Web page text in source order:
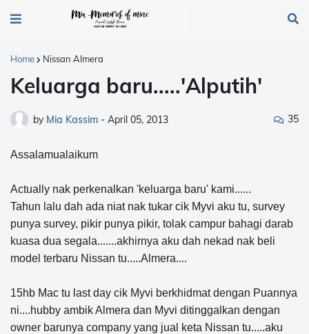
Home Nissan Almera
Keluarga baru.....'Alputih'
by Mia Kassim - April 05, 2013 35
Assalamualaikum
Actually nak perkenalkan 'keluarga baru' kami......
Tahun lalu dah ada niat nak tukar cik Myvi aku tu, survey
punya survey, pikir punya pikir, tolak campur bahagi darab
kuasa dua segala.......akhirnya aku dah nekad nak beli
model terbaru Nissan tu.....Almera....
15hb Mac tu last day cik Myvi berkhidmat dengan Puannya
ni....hubby ambik Almera dan Myvi ditinggalkan dengan
owner barunya company yang jual keta Nissan tu.....aku